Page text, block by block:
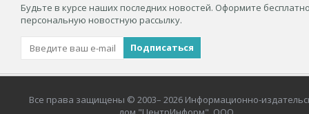
Будьте в курсе наших последних новостей. Оформите
персональную новостную рассылку.
Все права защищены © 2003– 2026 Информационно-